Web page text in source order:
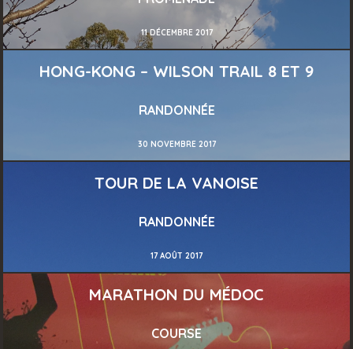
11 DÉCEMBRE 2017
HONG-KONG – WILSON TRAIL 8 ET 9
RANDONNÉE
30 NOVEMBRE 2017
TOUR DE LA VANOISE
RANDONNÉE
17 AOÛT 2017
MARATHON DU MÉDOC
COURSE